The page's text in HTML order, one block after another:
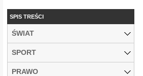
SPIS TREŚCI
ŚWIAT
SPORT
PRAWO